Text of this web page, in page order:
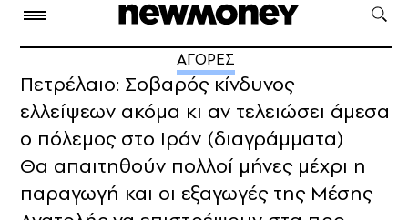
ΑΓΟΡΕΣ
Πετρέλαιο: Σοβαρός κίνδυνος
ελλείψεων ακόμα κι αν τελειώσει άμεσα
ο πόλεμος στο Ιράν (διαγράμματα)
Θα απαιτηθούν πολλοί μήνες μέχρι η
παραγωγή και οι εξαγωγές της Μέσης